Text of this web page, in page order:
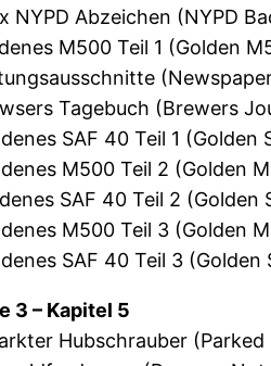
NYPD Abzeichen (NYPD
M500 Teil 1 (Golden
Tagebuch (Brewers
SAF 40 Teil 1 (Golden
M500 Teil 2 (Golden
SAF 40 Teil 2 (Golden
M500 Teil 3 (Golden
SAF 40 Teil 3 (Golden
3 – Kapitel 5
Hubschrauber